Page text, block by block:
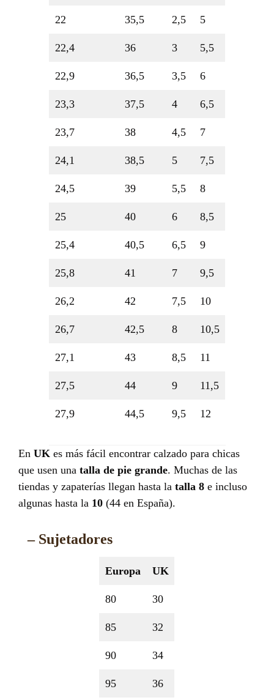
22 35,5 2,5 5
22,4 36 3 5,5
22,9 36,5 3,5 6
23,3 37,5 4 6,5
23,7 38 4,5 7
24,1 38,5 5 7,5
24,5 39 5,5 8
25 40 6 8,5
25,4 40,5 6,5 9
25,8 41 7 9,5
26,2 42 7,5 10
26,7 42,5 8 10,5
27,1 43 8,5 11
27,5 44 9 11,5
27,9 44,5 9,5 12
En UK es más fácil encontrar calzado para chicas
que usen una talla de pie grande. Muchas de las
tiendas y zapaterías llegan hasta la talla 8 e incluso
algunas hasta la 10 (44 en España).
– Sujetadores
Europa UK
80 30
85 32
90 34
95 36